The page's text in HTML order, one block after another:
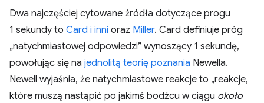
Dwa najczęściej cytowane źródła dotyczące progu
1 sekundy to Card i inni oraz Miller. Card definiuje próg
„natychmiastowej odpowiedzi” wynoszący 1 sekundę,
powołując się na jednolitą teorię poznania Newella.
Newell wyjaśnia, że natychmiastowe reakcje to „reakcje,
które muszą nastąpić po jakimś bodźcu w ciągu około